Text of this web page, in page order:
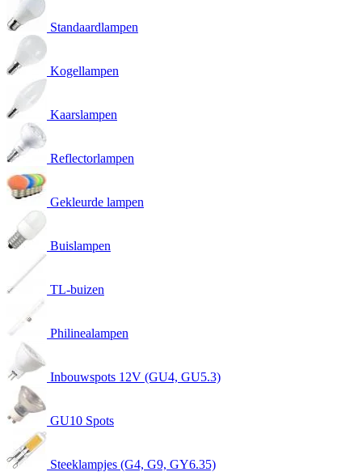
Standaardlampen
Kogellampen
Kaarslampen
Reflectorlampen
Gekleurde lampen
Buislampen
TL-buizen
Philinealampen
Inbouwspots 12V (GU4, GU5.3)
GU10 Spots
Steeklampjes (G4, G9, GY6.35)